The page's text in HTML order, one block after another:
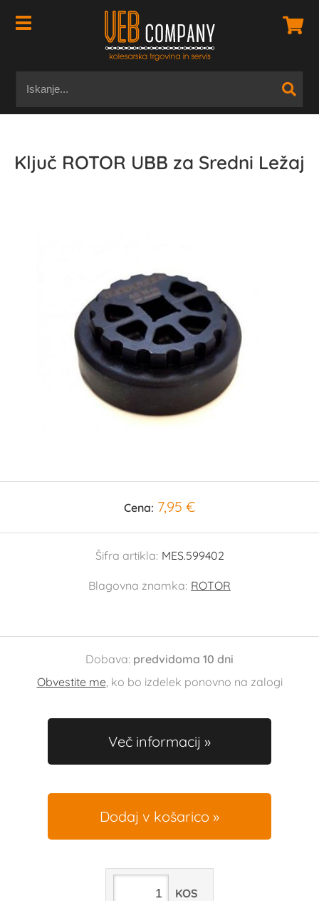
Ključ ROTOR UBB za Sredni Ležaj
Cena: 7,95 €
Šifra artikla: MES.599402
Blagovna znamka: ROTOR
Dobava: predvidoma 10 dni
Obvestite me, ko bo izdelek ponovno na zalogi
Več informacij
Dodaj v košarico
KOS